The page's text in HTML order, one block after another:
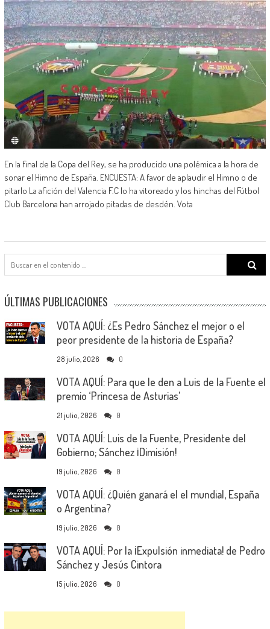
En la final de la Copa del Rey, se ha producido una polémica a la hora de
sonar el Himno de España. ENCUESTA: A favor de aplaudir el Himno o de
pitarlo La afición del Valencia F.C lo ha vitoreado y los hinchas del Fútbol
Club Barcelona han arrojado pitadas de desdén. Vota
Search
ÚLTIMAS PUBLICACIONES
VOTA AQUÍ: ¿Es Pedro Sánchez el mejor o el
peor presidente de la historia de España?
28 julio, 2026 0
VOTA AQUÍ: Para que le den a Luis de la Fuente el
premio ‘Princesa de Asturias’
21 julio, 2026 0
VOTA AQUÍ: Luis de la Fuente, Presidente del
Gobierno; Sánchez ¡Dimisión!
19 julio, 2026 0
VOTA AQUÍ: ¿Quién ganará el el mundial, España
o Argentina?
19 julio, 2026 0
VOTA AQUÍ: Por la ¡Expulsión inmediata! de Pedro
Sánchez y Jesús Cintora
15 julio, 2026 0